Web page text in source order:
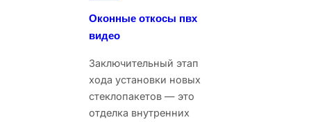
Оконные откосы пвх
видео
Заключительный этап
хода установки новых
стеклопакетов — это
отделка внутренних